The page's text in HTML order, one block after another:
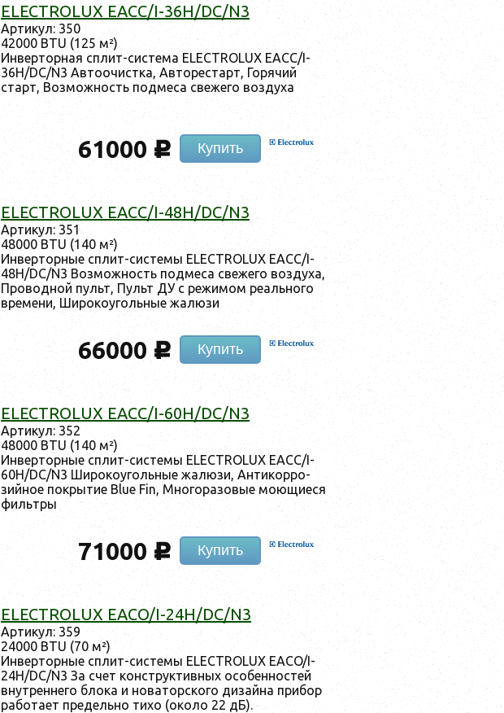
ELECTROLUX EACC/I-36H/DC/N3
Ар­ти­кул: 350
42000 BTU (125 м²)
Ин­вертор­ная сплит-сис­те­ма ELECTROLUX EACC/I-
36H/DC/N3 Ав­то­очис­тка, Ав­то­рес­тарт, Го­рячий
старт, Воз­можность под­ме­са све­жего воз­ду­ха
61000 c Купить
ELECTROLUX EACC/I-48H/DC/N3
Ар­ти­кул: 351
48000 BTU (140 м²)
Ин­вертор­ные сплит-сис­те­мы ELECTROLUX EACC/I-
48H/DC/N3 Воз­можность под­ме­са све­жего воз­ду­ха,
Про­вод­ной пульт, Пульт ДУ с ре­жимом ре­аль­но­го
вре­мени, Ши­роко­уголь­ные жа­люзи
66000 c Купить
ELECTROLUX EACC/I-60H/DC/N3
Ар­ти­кул: 352
48000 BTU (140 м²)
Ин­вертор­ные сплит-сис­те­мы ELECTROLUX EACC/I-
60H/DC/N3 Ши­роко­уголь­ные жа­люзи, Ан­ти­кор­ро­
зий­ное пок­ры­тие Blue Fin, Мно­гора­зовые мо­ющи­еся
филь­тры
71000 c Купить
ELECTROLUX EACO/I-24H/DC/N3
Ар­ти­кул: 359
24000 BTU (70 м²)
Ин­вертор­ные сплит-сис­те­мы ELECTROLUX EACO/I-
24H/DC/N3 За счет конс­трук­тивных осо­бен­ностей
внут­ренне­го бло­ка и но­ватор­ско­го ди­зай­на при­бор
ра­бота­ет пре­дель­но ти­хо (око­ло 22 дБ).